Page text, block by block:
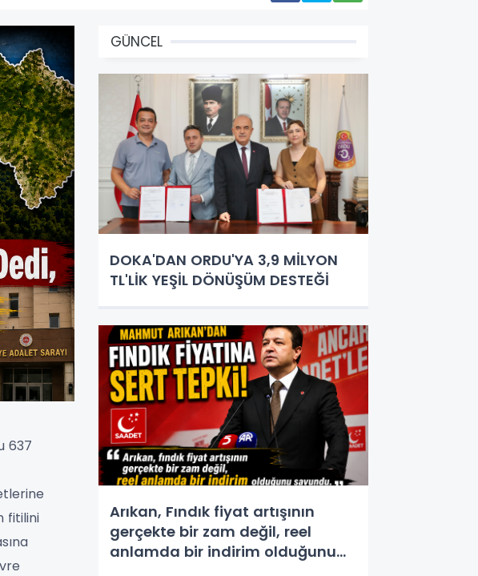
637
fitilini
GÜNCEL
DOKA'DAN ORDU'YA 3,9 MİLYON
TL'LİK YEŞİL DÖNÜŞÜM DESTEĞİ
Arıkan, Fındık fiyat artışının
gerçekte bir zam değil, reel
anlamda bir indirim olduğunu